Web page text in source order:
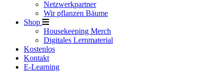
Netzwerkpartner
Wir pflanzen Bäume
Shop
Housekeeping Merch
Digitales Lernmaterial
Kostenlos
Kontakt
E-Learning